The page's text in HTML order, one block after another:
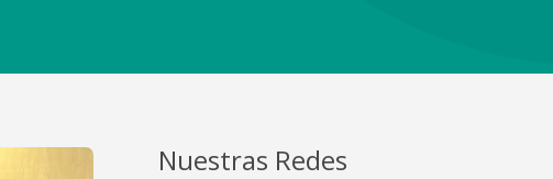
Nuestras Redes